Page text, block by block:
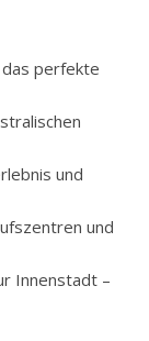
das perfekte
und
und
Innenstadt –